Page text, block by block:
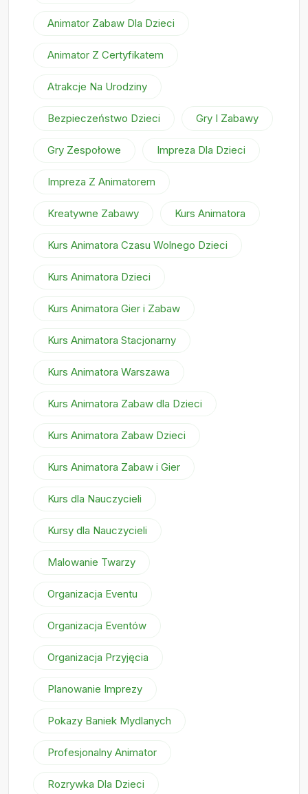
Animator Zabaw Dla Dzieci
Animator Z Certyfikatem
Atrakcje Na Urodziny
Bezpieczeństwo Dzieci Gry I Zabawy
Gry Zespołowe Impreza Dla Dzieci
Impreza Z Animatorem
Kreatywne Zabawy Kurs Animatora
Kurs Animatora Czasu Wolnego Dzieci
Kurs Animatora Dzieci
Kurs Animatora Gier i Zabaw
Kurs Animatora Stacjonarny
Kurs Animatora Warszawa
Kurs Animatora Zabaw dla Dzieci
Kurs Animatora Zabaw Dzieci
Kurs Animatora Zabaw i Gier
Kurs dla Nauczycieli
Kursy dla Nauczycieli
Malowanie Twarzy
Organizacja Eventu
Organizacja Eventów
Organizacja Przyjęcia
Planowanie Imprezy
Pokazy Baniek Mydlanych
Profesjonalny Animator
Rozrywka Dla Dzieci